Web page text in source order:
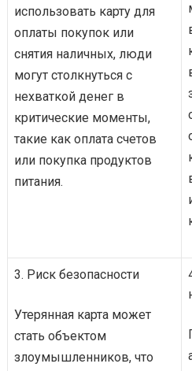
использовать карту для
оплаты покупок или
снятия наличных, люди
могут столкнуться с
нехваткой денег в
критические моменты,
такие как оплата счетов
или покупка продуктов
питания.
3. Риск безопасности
Утерянная карта может
стать объектом
злоумышленников, что